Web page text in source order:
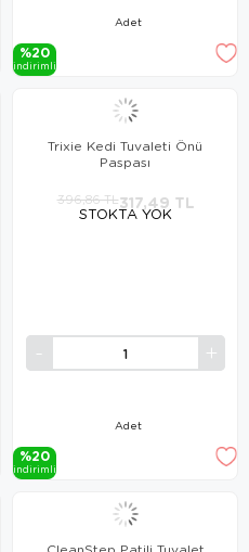
Adet
%20
i̇ndi̇ri̇mli̇
STOKTA YOK
Trixie Kedi Tuvaleti Önü
Paspası
Adet
317,49 TL
396,86 TL
%20
i̇ndi̇ri̇mli̇